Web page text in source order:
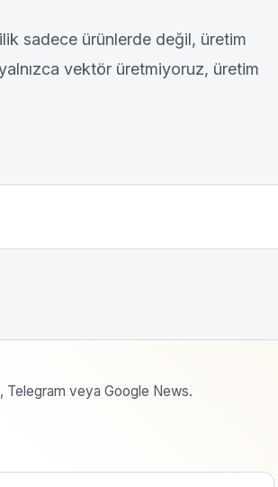
sadece ürünlerde değil, üretim
vektör üretmiyoruz, üretim
Telegram veya Google News.